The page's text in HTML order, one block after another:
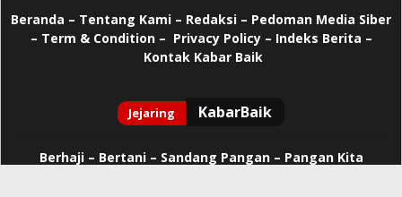
Beranda – Tentang Kami – Redaksi – Pedoman Media Siber
– Term & Condition – Privacy Policy– Indeks Berita –
Kontak Kabar Baik
Berhaji– Bertani – Sandang Pangan – Pangan Kita